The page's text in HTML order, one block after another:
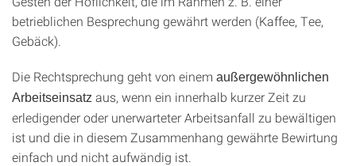
betrieblichen Besprechung gewährt werden (Kaffee, Tee,
Gebäck).
Die Rechtsprechung geht von einem außergewöhnlichen
Arbeitseinsatz aus, wenn ein innerhalb kurzer Zeit zu
erledigender oder unerwarteter Arbeitsanfall zu bewältigen
ist und die in diesem Zusammenhang gewährte Bewirtung
einfach und nicht aufwändig ist.